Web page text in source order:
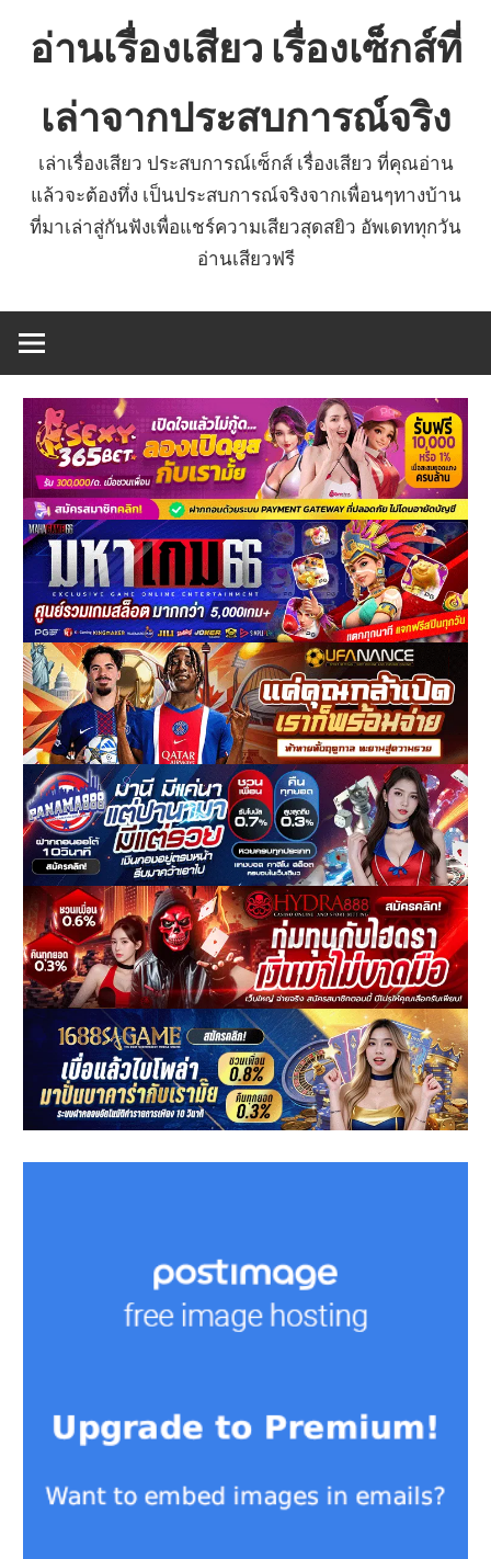
อ่านเรื่องเสียว เรื่องเซ็กส์ที่
เล่าจากประสบการณ์จริง
เล่าเรื่องเสียว ประสบการณ์เซ็กส์ เรื่องเสียว ที่คุณอ่าน
แล้วจะต้องทึ่ง เป็นประสบการณ์จริงจากเพื่อนๆทางบ้าน
ที่มาเล่าสู่กันฟังเพื่อแชร์ความเสียวสุดสยิว อัพเดททุกวัน
อ่านเสียวฟรี